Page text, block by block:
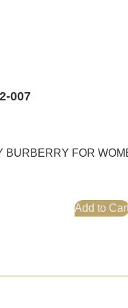
007
BURBERRY FOR
Add to